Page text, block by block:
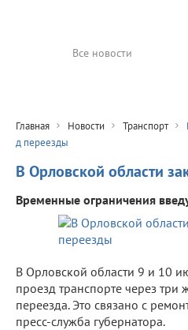
Все новости
Главная Новости Транспорт
д переезды
В Орловской области
Временные ограничения
В Орловской области 9 и 10
проезд транспорте через
переезда. Это связано с
пресс-служба губернатора.